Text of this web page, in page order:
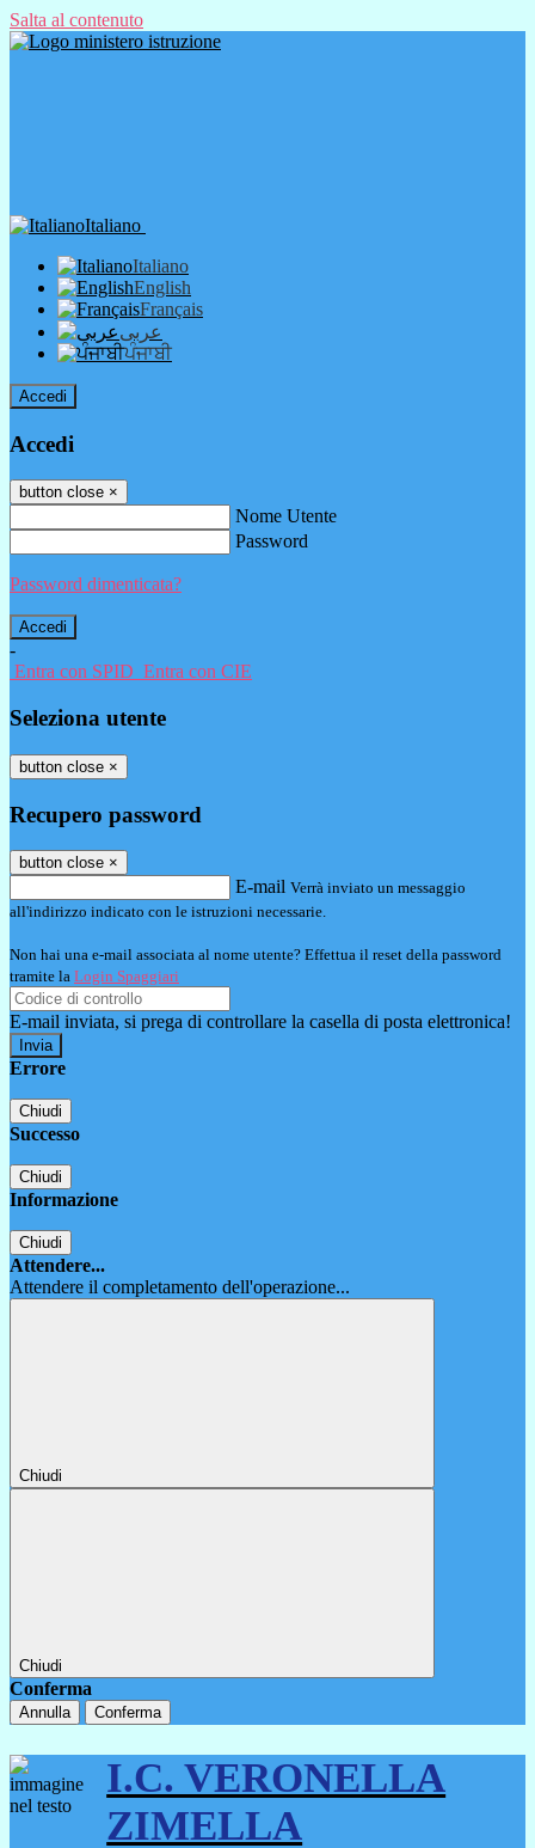
Salta al contenuto
Italiano
Italiano
English
Français
عربى
ਪੰਜਾਬੀ
Accedi
Accedi
button close ×
Nome Utente
Password
Password dimenticata?
-
Entra con SPID Entra con CIE
Seleziona utente
button close ×
Recupero password
button close ×
E-mail Verrà inviato un messaggio
all'indirizzo indicato con le istruzioni necessarie.
Non hai una e-mail associata al nome utente? Effettua il reset della password
tramite la Login Spaggiari
E-mail inviata, si prega di controllare la casella di posta elettronica!
Errore
Chiudi
Successo
Chiudi
Informazione
Chiudi
Attendere...
Attendere il completamento dell'operazione...
Chiudi
Chiudi
Conferma
Annulla Conferma
I.C. VERONELLA
ZIMELLA